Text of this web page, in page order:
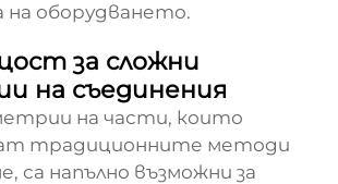
на оборудването.
за сложни
на съединения
на части, които
традиционните методи
са напълно възможни за